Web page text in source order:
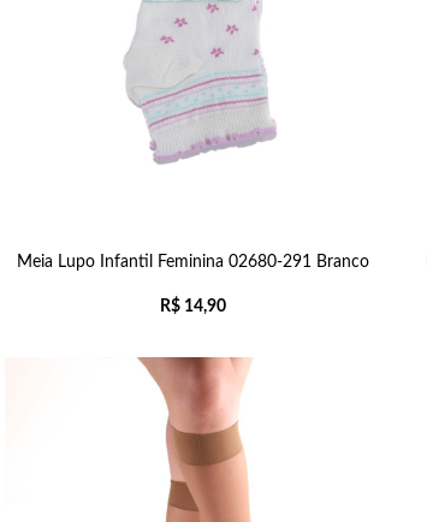
Meia Lupo Infantil Feminina 02680-291 Branco
R$ 14,90